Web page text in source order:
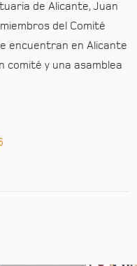
de Alicante, Juan
del Comité
encuentran en Alicante
comité y una asamblea